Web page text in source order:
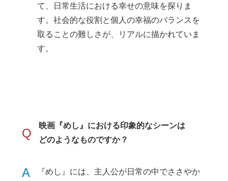
て、日常生活における幸せの意味を探りま
す。社会的な役割と個人の幸福のバランスを
取ることの難しさが、リアルに描かれていま
す。
Q
映画『めし』における印象的なシーンは
どのようなものですか？
A
『めし』には、主人公が日常の中でささやか